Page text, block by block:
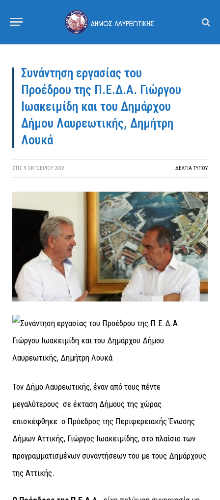
Συνάντηση εργασίας του
Προέδρου της Π.Ε.Δ.Α. Γιώργου
Ιωακειμίδη και του Δημάρχου
Δήμου Λαυρεωτικής, Δημήτρη
Λουκά
ΣΤΙΣ 9 ΟΚΤΩΒΡΊΟΥ 2018 ΔΕΛΤΙΑ ΤΥΠΟΥ
Τον Δήμο Λαυρεωτικής, έναν από τους πέντε
μεγαλύτερους σε έκταση Δήμους της χώρας
επισκέφθηκε ο Πρόεδρος της Περιφερειακής Ένωσης
Δήμων Αττικής, Γιώργος Ιωακειμίδης, στο πλαίσιο των
προγραμματισμένων συναντήσεων του με τους Δημάρχους
της Αττικής.